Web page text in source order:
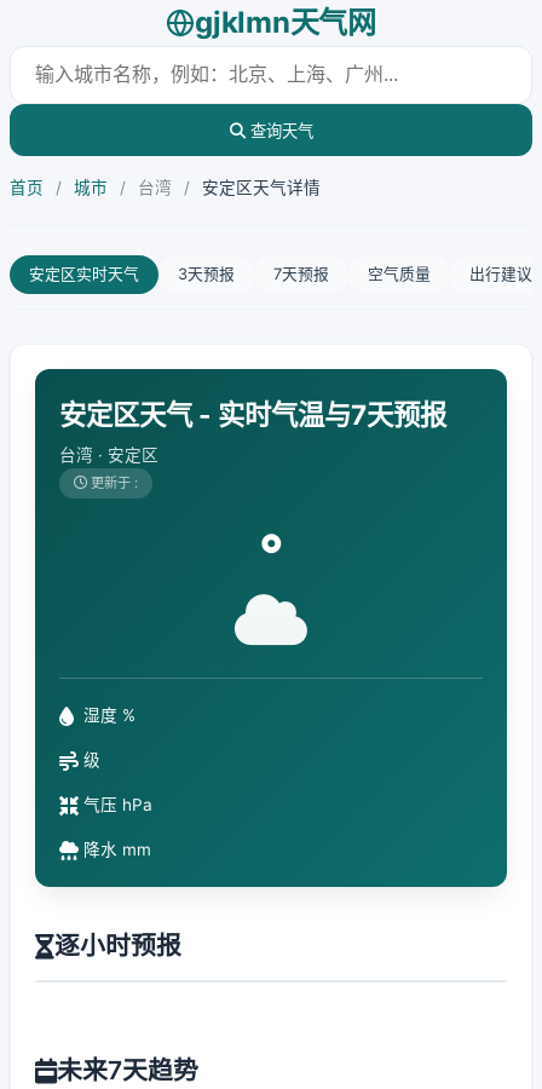
gjklmn天气网
查询天气
首页 / 城市 / 台湾 / 安定区天气详情
安定区实时天气 3天预报 7天预报 空气质量 出行建议
安定区天气 - 实时气温与7天预报
台湾 · 安定区
更新于 :
°
湿度 %
级
气压 hPa
降水 mm
逐小时预报
未来7天趋势